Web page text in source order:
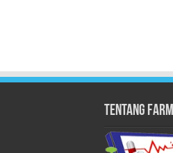
Tentang